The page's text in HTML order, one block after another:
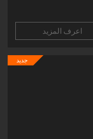
اعرف المزيد
جديد